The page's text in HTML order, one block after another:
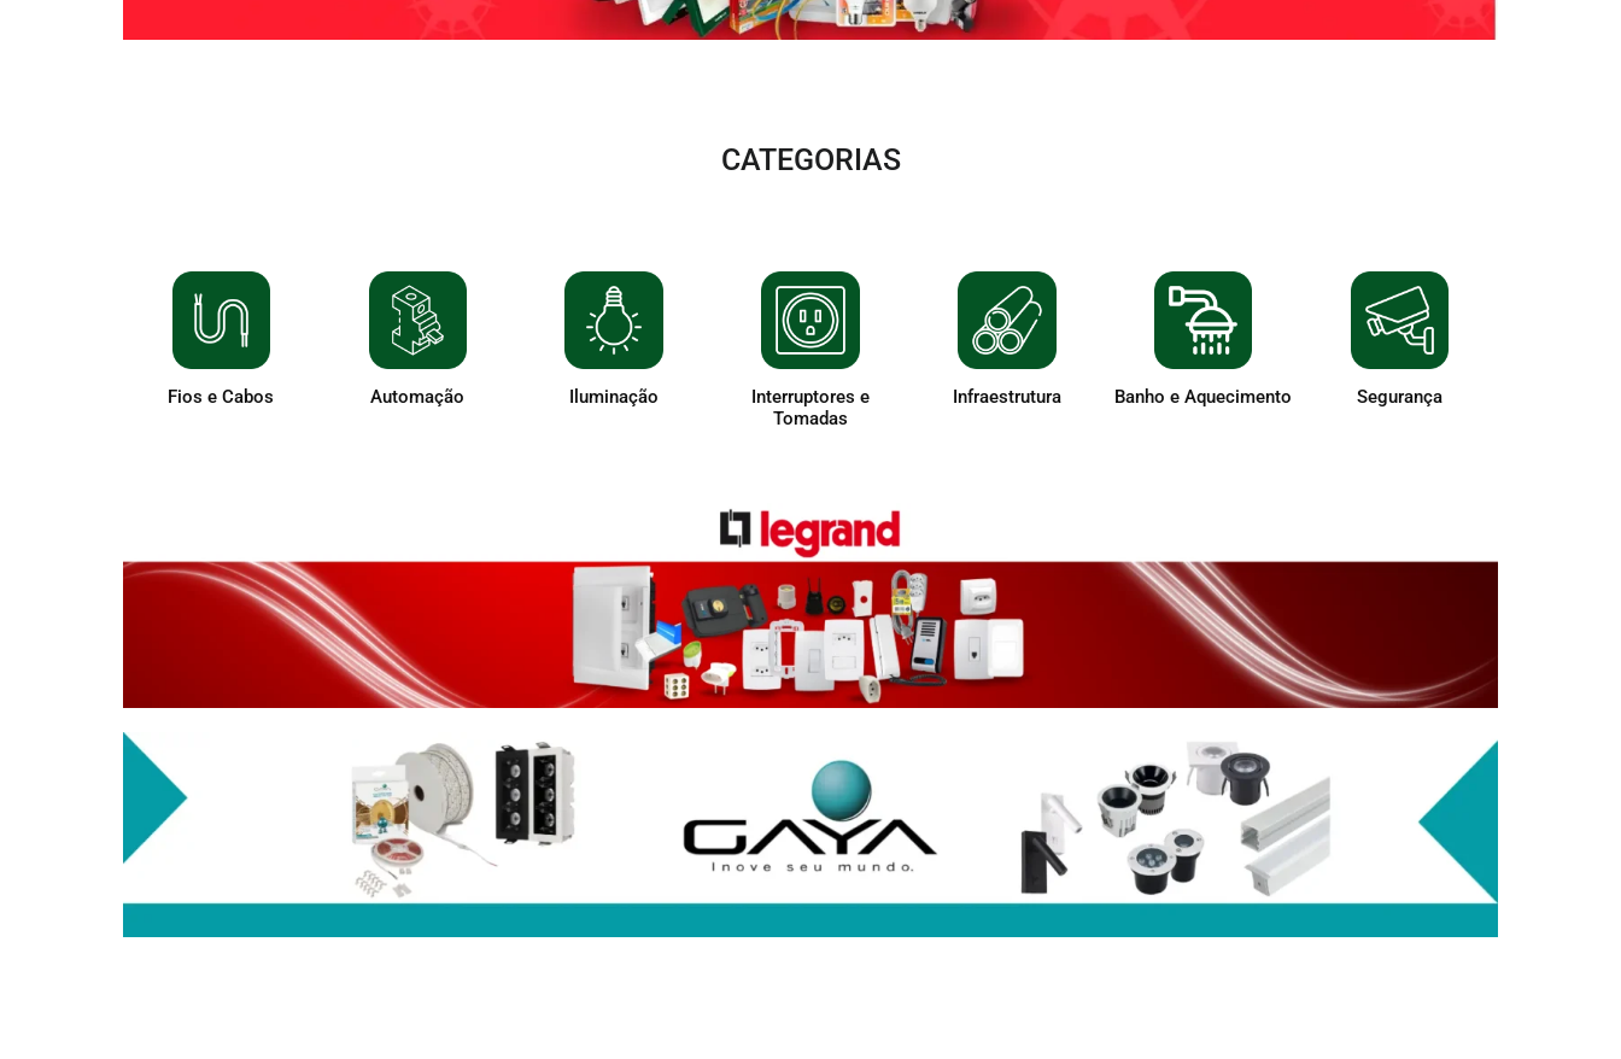
CATEGORIAS
Fios e Cabos Automação Iluminação
Interruptores e
Tomadas
Infraestrutura Banho e Aquecimento Segurança